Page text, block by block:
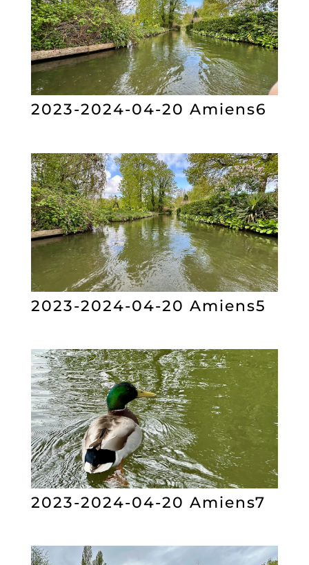
2023-2024-04-20 Amiens6
2023-2024-04-20 Amiens5
2023-2024-04-20 Amiens7